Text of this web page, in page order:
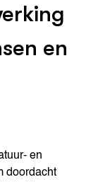
en
en
doordacht